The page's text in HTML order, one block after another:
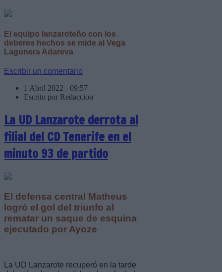
El equipo lanzaroteño con los
deberes hechos se mide al Vega
Lagunera Adareva
Escribir un comentario
1 Abril 2022 - 09:57
Escrito por Redaccion
La UD Lanzarote derrota al
filial del CD Tenerife en el
minuto 93 de partido
El defensa central Matheus
logró el gol del triunfo al
rematar un saque de esquina
ejecutado por Ayoze
La UD Lanzarote recuperó en la tarde